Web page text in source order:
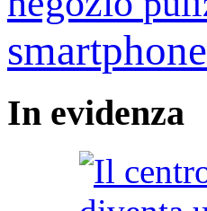
smartphone
In evidenza